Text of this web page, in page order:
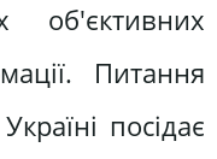
об'єктивних
Питання
посідає